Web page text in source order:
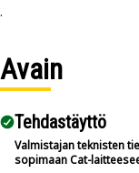
.
Avain
Tehdastäyttö
Valmistajan teknisten
sopimaan Cat-